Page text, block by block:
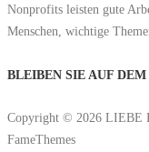
Nonprofits leisten gute
Menschen, wichtige
BLEIBEN SIE AUF
Copyright © 2026 LIEBE
FameThemes